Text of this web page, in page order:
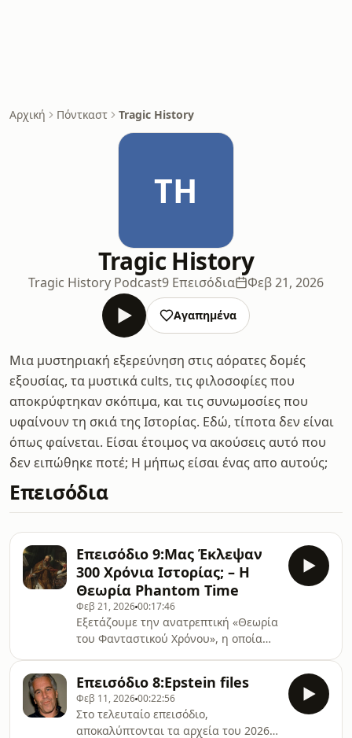
Αρχική Πόντκαστ Tragic History
TH
Tragic History
Tragic History Podcast9 Επεισόδια Φεβ 21, 2026
Αγαπημένα
Μια μυστηριακή εξερεύνηση στις αόρατες δομές
εξουσίας, τα μυστικά cults, τις φιλοσοφίες που
αποκρύφτηκαν σκόπιμα, και τις συνωμοσίες που
υφαίνουν τη σκιά της Ιστορίας. Εδώ, τίποτα δεν είναι
όπως φαίνεται. Είσαι έτοιμος να ακούσεις αυτό που
δεν ειπώθηκε ποτέ; Η μήπως είσαι ένας απο αυτούς;
Επεισόδια
Επεισόδιο 9:Μας Έκλεψαν
300 Χρόνια Ιστορίας; – Η
Θεωρία Phantom Time
Φεβ 21, 202600:17:46
Εξετάζουμε την ανατρεπτική «Θεωρία
του Φανταστικού Χρόνου», η οποία
συνέβησαν ποτέ αλλά
κατασκευάστηκαν μέσω μιας
τεράστιας ιστορικής
Επεισόδιο 8:Epstein files
Φεβ 11, 202600:22:56
Στο τελευταίο επεισόδιο,
αποκαλύπτονται τα αρχεία του 2026